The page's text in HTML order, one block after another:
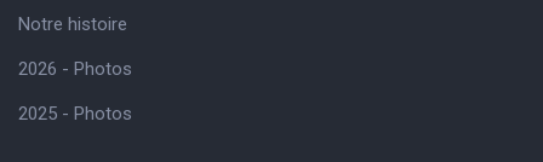
Notre histoire
2026 - Photos
2025 - Photos